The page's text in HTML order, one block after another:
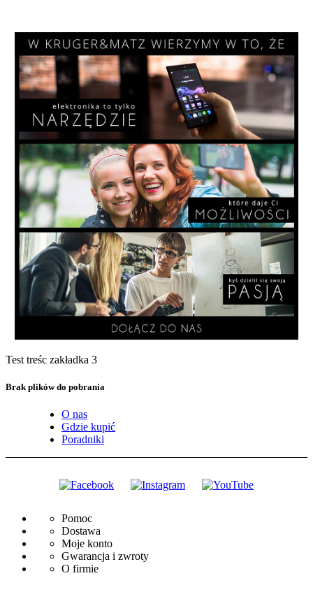
Test treśc zakładka 3
Brak plików do pobrania
O nas
Gdzie kupić
Poradniki
Pomoc
Dostawa
Moje konto
Gwarancja i zwroty
O firmie